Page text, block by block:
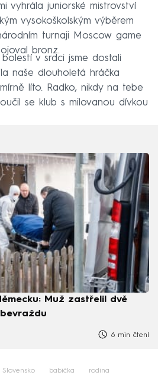
vyhrála juniorské mistrovství
vysokoškolským výběrem
turnaji Moscow game
bronz.
v srdci jsme dostali
naše dlouholetá hráčka
líto. Radko, nikdy na tebe
se klub s milovanou dívkou
Muž zastřelil dvě
6 min čtení
Slovensko babička rodina